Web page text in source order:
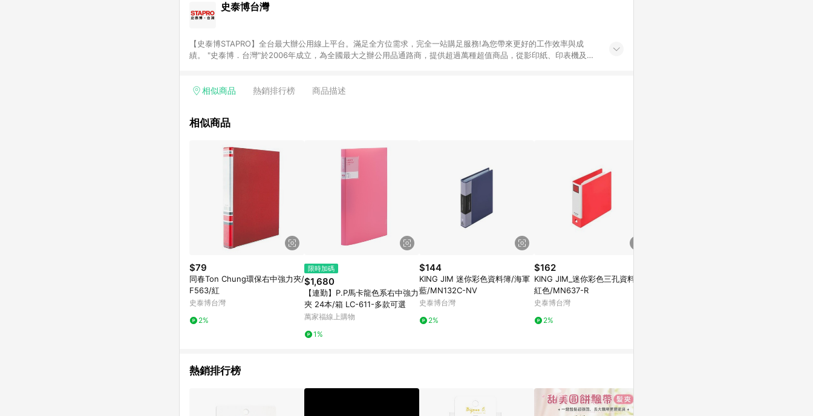
史泰博台灣
【史泰博STAPRO】全台最大辦公用線上平台。滿足全方位需求，完全一站購足服務!為您帶來更好的工作效率與成
績。 "史泰博．台灣"於2006年成立，為全國最大之辦公用品通路商，提供超過萬種超值商品，從影印紙、印表機及耗
結帳才享有回饋。 (2) 訂單未滿免運門檻750元會收取80元運費。
相似商品 熱銷排行榜 商品描述
相似商品
$79
同春Ton Chung環保右中強力夾/
F563/紅
史泰博台灣
2%
限時加碼
$1,680
【連勤】P.P馬卡龍色系右中強力
夾 24本/箱 LC-611-多款可選
萬家福線上購物
1%
$144
KING JIM 迷你彩色資料簿/海軍
藍/MN132C-NV
史泰博台灣
2%
$162
KING JIM_迷你彩色三孔資料夾/
紅色/MN637-R
史泰博台灣
2%
熱銷排行榜